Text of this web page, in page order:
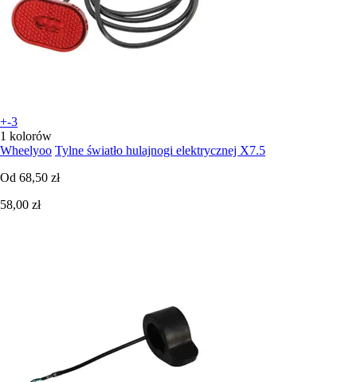
+-3
1 kolorów
Wheelyoo Tylne światło hulajnogi elektrycznej X7.5
Od 68,50 zł
58,00 zł